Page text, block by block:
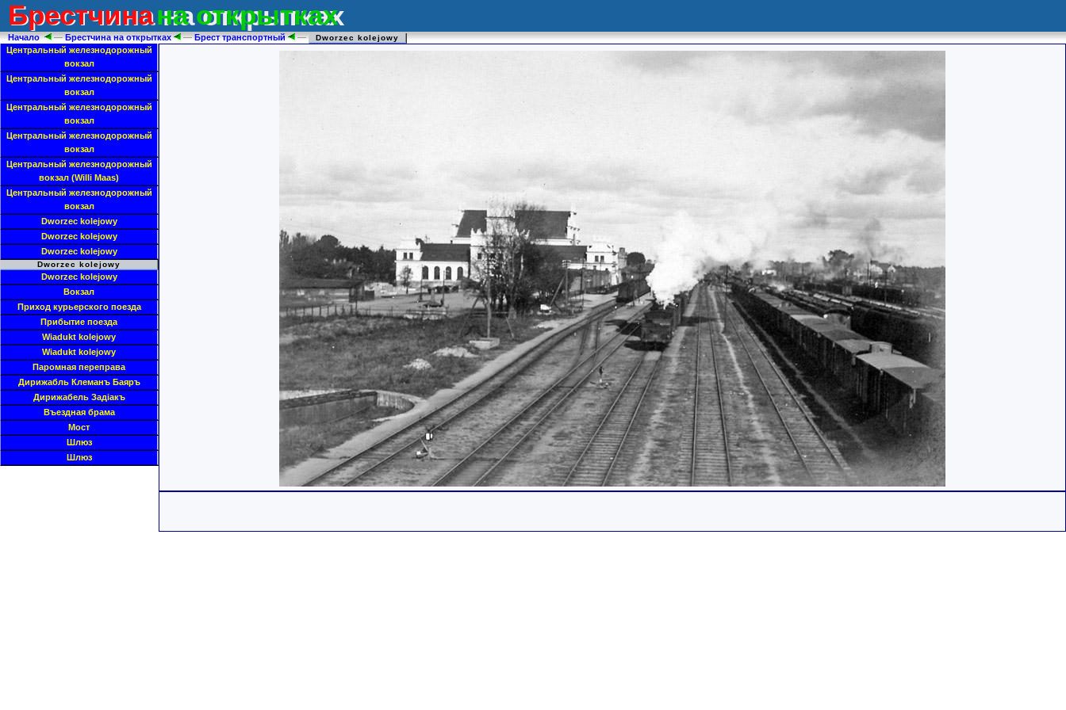
Брестчинана открытках
Брестчина на открытках
Начало —Брестчина на открытках —Брест транспортный — Dworzec kolejowy
Центральный железнодорожный
вокзал
Центральный железнодорожный
вокзал
Центральный железнодорожный
вокзал
Центральный железнодорожный
вокзал
Центральный железнодорожный
вокзал (Willi Maas)
Центральный железнодорожный
вокзал
Dworzec kolejowy
Dworzec kolejowy
Dworzec kolejowy
Dworzec kolejowy
Dworzec kolejowy
Вокзал
Приход курьерского поезда
Прибытие поезда
Wiadukt kolejowy
Wiadukt kolejowy
Паромная переправа
Дирижабль Клеманъ Баяръ
Дирижабель Задiакъ
Въездная брама
Мост
Шлюз
Шлюз